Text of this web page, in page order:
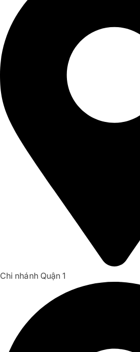
Chi nhánh Quận 1